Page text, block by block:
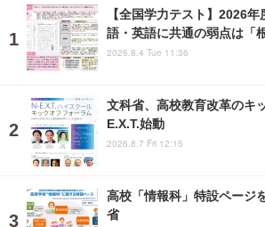
【全国学力テスト】2026
語・英語に共通の弱点は「
2026.8.4 Tue 11:36
文科省、高校教育改革のキ
E.X.T.始動
2026.8.7 Fri 12:15
高校「情報科」特設ページ
省